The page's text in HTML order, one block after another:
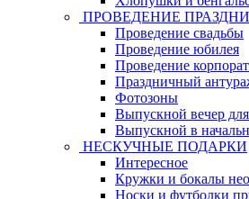
ПРОВЕДЕНИЕ
Проведение свадьбы
Проведение юбилея
Проведение
Праздничный
Фотозоны
Выпускной вечер
Выпускной в
НЕСКУЧНЫЕ ПОДАРКИ
Интересное
Кружки и бокалы
Носки и футболки